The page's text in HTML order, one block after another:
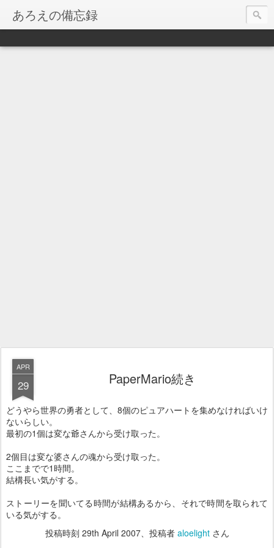
あろえの備忘録
APR
29 PaperMario続き
どうやら世界の勇者として、8個のピュアハートを集めなければいけ
ないらしい。
最初の1個は変な爺さんから受け取った。
2個目は変な婆さんの魂から受け取った。
ここまでで1時間。
結構長い気がする。
ストーリーを聞いてる時間が結構あるから、それで時間を取られて
いる気がする。
投稿時刻 29th April 2007、投稿者 aloelightさん